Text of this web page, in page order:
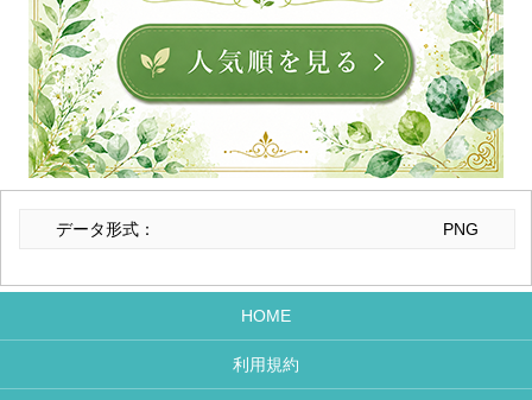
データ形式： PNG
HOME
利用規約